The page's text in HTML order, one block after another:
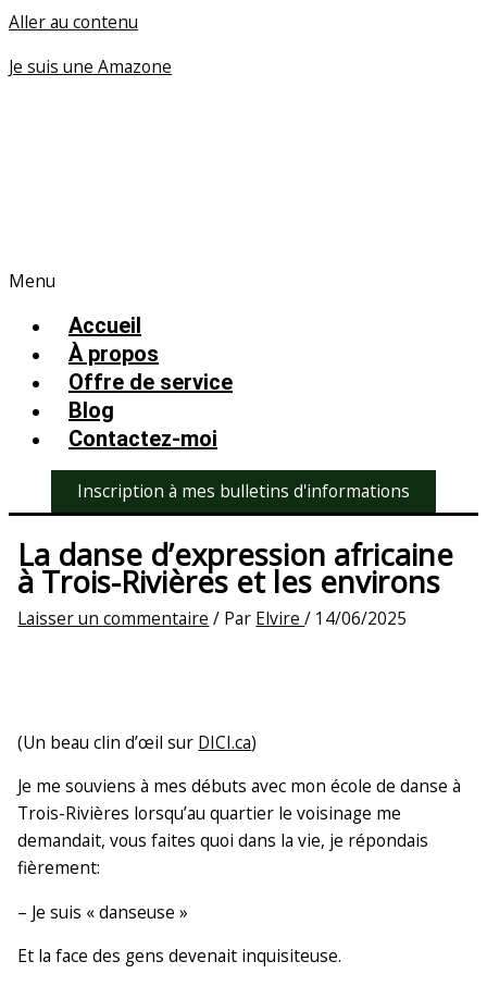
Aller au contenu
Je suis une Amazone
Menu
Accueil
À propos
Offre de service
Blog
Contactez-moi
Inscription à mes bulletins d'informations
La danse d’expression africaine
à Trois-Rivières et les environs
Laisser un commentaire / Par Elvire/ 14/06/2025
(Un beau clin d’œil sur DICI.ca)
Je me souviens à mes débuts avec mon école de danse à
Trois-Rivières lorsqu’au quartier le voisinage me
demandait, vous faites quoi dans la vie, je répondais
fièrement:
– Je suis « danseuse »
Et la face des gens devenait inquisiteuse.